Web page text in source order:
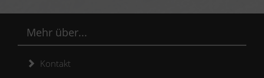
Mehr über...
Kontakt